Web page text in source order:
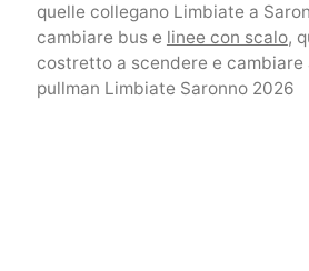
quelle collegano Limbiate a
cambiare bus e linee con scalo,
costretto a scendere e cambiare
pullman Limbiate Saronno 2026